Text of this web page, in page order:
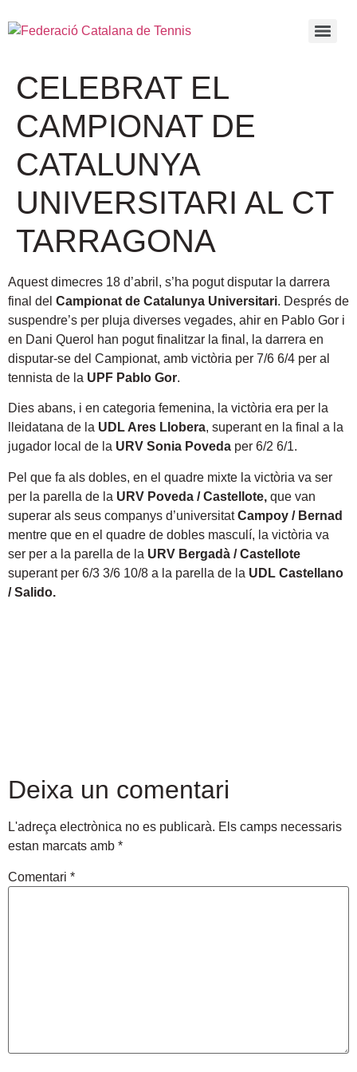
CELEBRAT EL
CAMPIONAT DE
CATALUNYA
UNIVERSITARI AL CT
TARRAGONA
Aquest dimecres 18 d’abril, s’ha pogut disputar la darrera
final del Campionat de Catalunya Universitari. Després de
suspendre’s per pluja diverses vegades, ahir en Pablo Gor i
en Dani Querol han pogut finalitzar la final, la darrera en
disputar-se del Campionat, amb victòria per 7/6 6/4 per al
tennista de la UPF Pablo Gor.
Dies abans, i en categoria femenina, la victòria era per la
lleidatana de la UDL Ares Llobera, superant en la final a la
jugador local de la URV Sonia Poveda per 6/2 6/1.
Pel que fa als dobles, en el quadre mixte la victòria va ser
per la parella de la URV Poveda / Castellote, que van
superar als seus companys d’universitatCampoy / Bernad
mentre que en el quadre de dobles masculí, la victòria va
ser per a la parella de la URV Bergadà / Castellote
superant per 6/3 3/6 10/8 a la parella de la UDL Castellano
/ Salido.
Deixa un comentari
L'adreça electrònica no es publicarà. Els camps necessaris
estan marcats amb *
Comentari *